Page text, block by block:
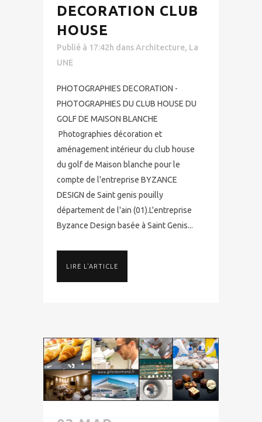
DECORATION CLUB
HOUSE
Publié à 17:42h dansArchitecture, La
UNE
PHOTOGRAPHIES DECORATION -
PHOTOGRAPHIES DU CLUB HOUSE DU
GOLF DE MAISON BLANCHE
Photographies décoration et
aménagement intérieur du club house
du golf de Maison blanche pour le
compte de l'entreprise BYZANCE
DESIGN de Saint genis pouilly
département de l'ain (01).L'entreprise
Byzance Design basée à Saint Genis...
LIRE L'ARTICLE